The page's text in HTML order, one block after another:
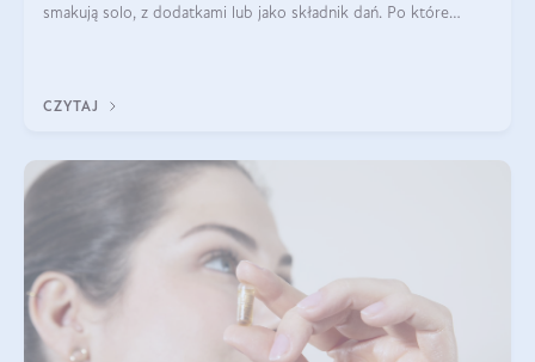
smakują solo, z dodatkami lub jako składnik dań. Po które
CZYTAJ